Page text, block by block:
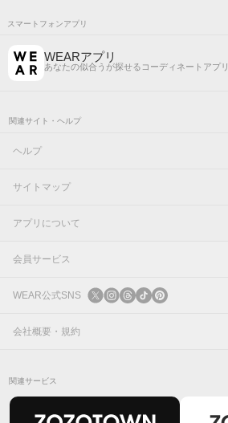
スマートフォンアプリ
WEARアプリ
あなたの似合うが探せるコーディネートアプリ
関連サイト・ヘルプ
ヘルプ
サイトマップ
アプリについて
会員サービス
ログイン
新規会員登録
WEAR公式SNS
X
会社概要・規約
関連サービス